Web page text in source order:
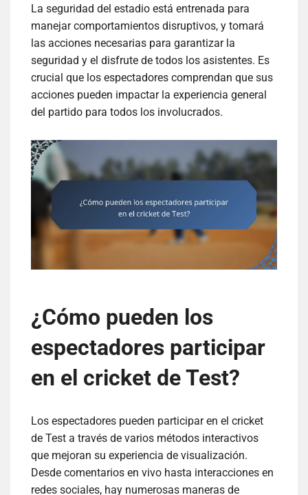
La seguridad del estadio está entrenada para
manejar comportamientos disruptivos, y tomará
las acciones necesarias para garantizar la
seguridad y el disfrute de todos los asistentes. Es
crucial que los espectadores comprendan que sus
acciones pueden impactar la experiencia general
del partido para todos los involucrados.
¿Cómo pueden los
espectadores participar
en el cricket de Test?
Los espectadores pueden participar en el cricket
de Test a través de varios métodos interactivos
que mejoran su experiencia de visualización.
Desde comentarios en vivo hasta interacciones en
redes sociales, hay numerosas maneras de